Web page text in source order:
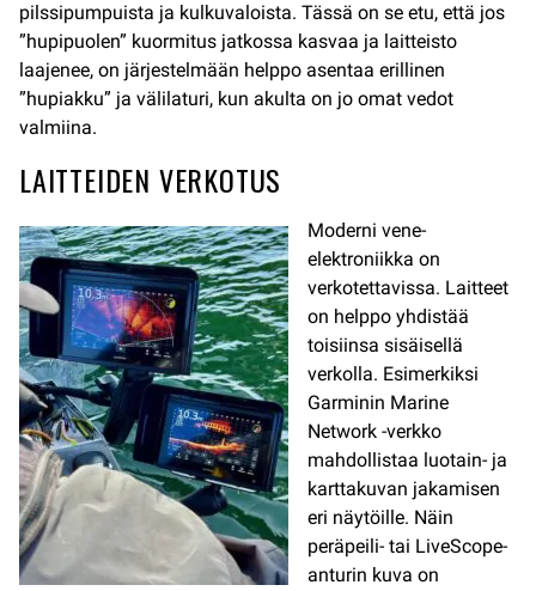
pilssipumpuista ja kulkuvaloista. Tässä on se etu, että jos
”hupipuolen” kuormitus jatkossa kasvaa ja laitteisto
laajenee, on järjestelmään helppo asentaa erillinen
”hupiakku” ja välilaturi, kun akulta on jo omat vedot
valmiina.
LAITTEIDEN VERKOTUS
Moderni vene-
elektroniikka on
verkotettavissa. Laitteet
on helppo yhdistää
toisiinsa sisäisellä
verkolla. Esimerkiksi
Garminin Marine
Network -verkko
mahdollistaa luotain- ja
karttakuvan jakamisen
eri näytöille. Näin
peräpeili- tai LiveScope-
anturin kuva on